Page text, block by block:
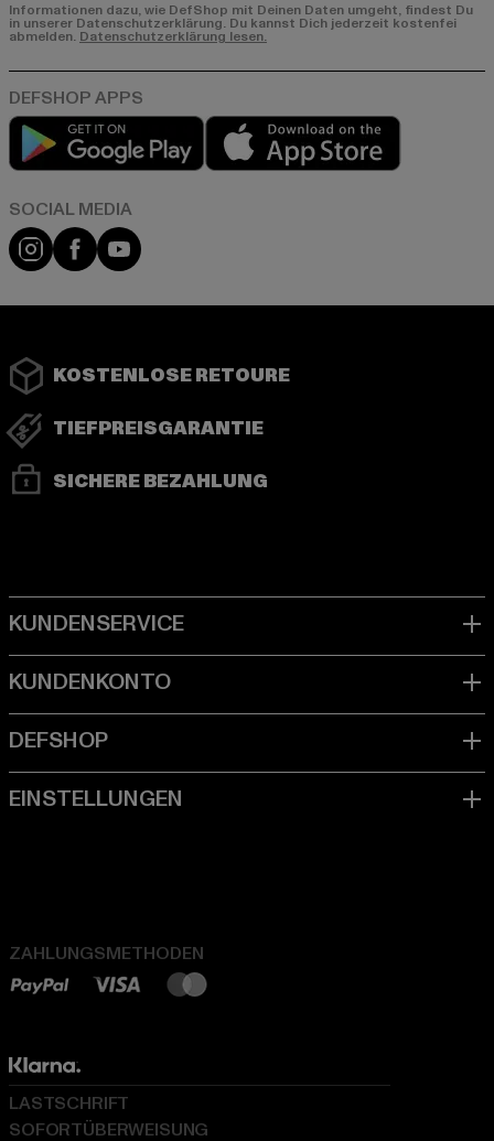
Informationen dazu, wie DefShop mit Deinen Daten umgeht, findest Du
in unserer Datenschutzerklärung. Du kannst Dich jederzeit kostenfei
abmelden. Datenschutzerklärung lesen.
Play market
Instagram
FacebookYouTube
KOSTENLOSE RETOURE
TIEFPREISGARANTIE
SICHERE BEZAHLUNG
ZAHLUNGSMETHODEN
LASTSCHRIFT
SOFORTÜBERWEISUNG